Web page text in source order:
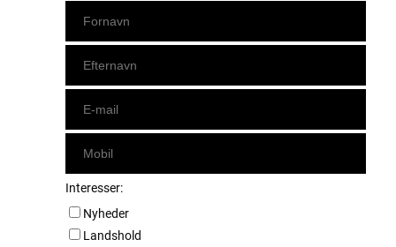
Interesser:
Nyheder
Landshold